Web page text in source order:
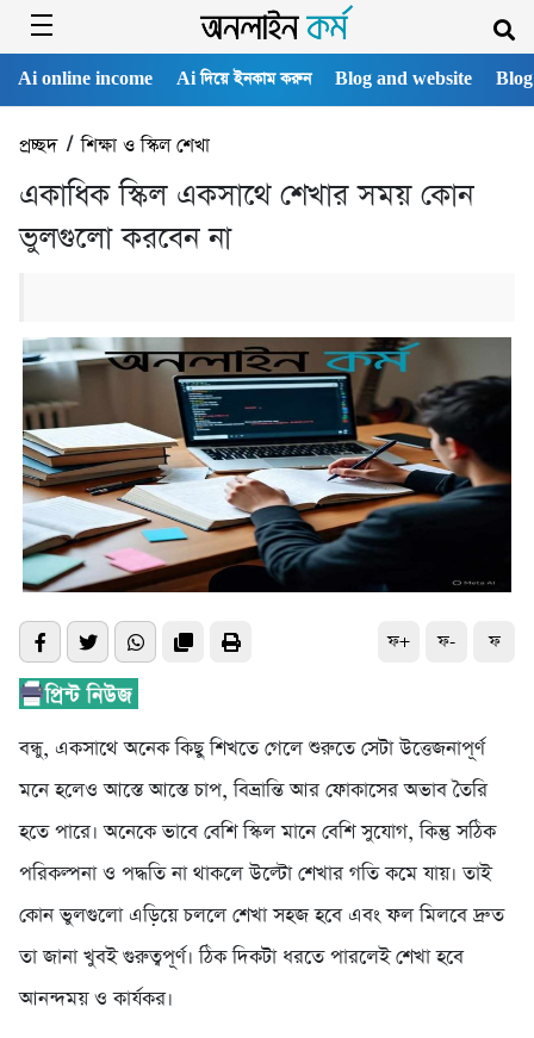
Ai online income Ai দিয়ে ইনকাম করুন Blog and website
প্রচ্ছদ/শিক্ষা ও স্কিল শেখা
একাধিক স্কিল একসাথে শেখার সময় কোন
ভুলগুলো করবেন না
ফ+ ফ- ফ
বন্ধু, একসাথে অনেক কিছু শিখতে গেলে শুরুতে সেটা উত্তেজনাপূর্ণ
মনে হলেও আস্তে আস্তে চাপ, বিভ্রান্তি আর ফোকাসের অভাব তৈরি
হতে পারে। অনেকে ভাবে বেশি স্কিল মানে বেশি সুযোগ, কিন্তু সঠিক
পরিকল্পনা ও পদ্ধতি না থাকলে উল্টো শেখার গতি কমে যায়। তাই
কোন ভুলগুলো এড়িয়ে চললে শেখা সহজ হবে এবং ফল মিলবে দ্রুত
তা জানা খুবই গুরুত্বপূর্ণ। ঠিক দিকটা ধরতে পারলেই শেখা হবে
আনন্দময় ও কার্যকর।